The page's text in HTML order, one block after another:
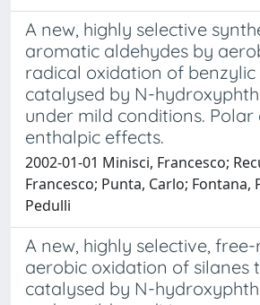
A new, highly selective
aromatic aldehydes by
radical oxidation of benzylic
catalysed by N-
under mild conditions. Polar
enthalpic effects.
2002-01-01 Minisci, Francesco;
Francesco; Punta, Carlo; Fontana,
Pedulli
A new, highly selective,
aerobic oxidation of silanes
catalysed by N-